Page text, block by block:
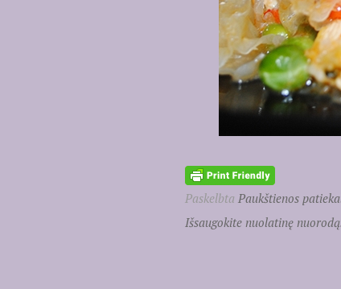
Paskelbta Paukštienos
Išsaugokite nuolatinę